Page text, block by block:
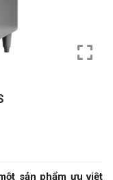
sản phẩm ưu việt